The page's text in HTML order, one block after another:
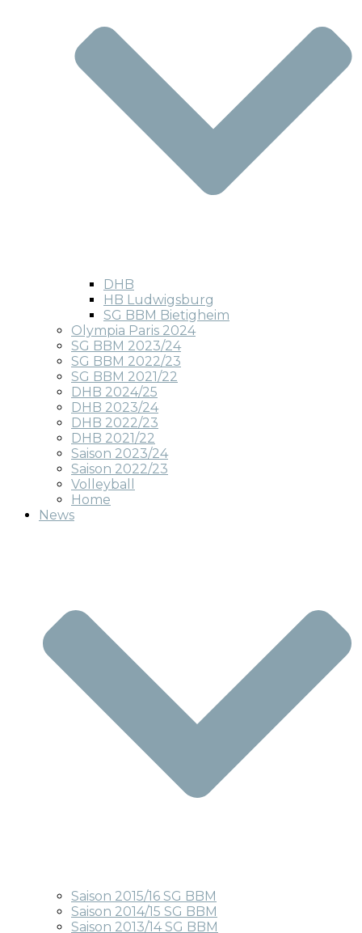
DHB
HB Ludwigsburg
SG BBM Bietigheim
Olympia Paris 2024
SG BBM 2023/24
SG BBM 2022/23
SG BBM 2021/22
DHB 2024/25
DHB 2023/24
DHB 2022/23
DHB 2021/22
Saison 2023/24
Saison 2022/23
Volleyball
Home
News
Saison 2015/16 SG BBM
Saison 2014/15 SG BBM
Saison 2013/14 SG BBM